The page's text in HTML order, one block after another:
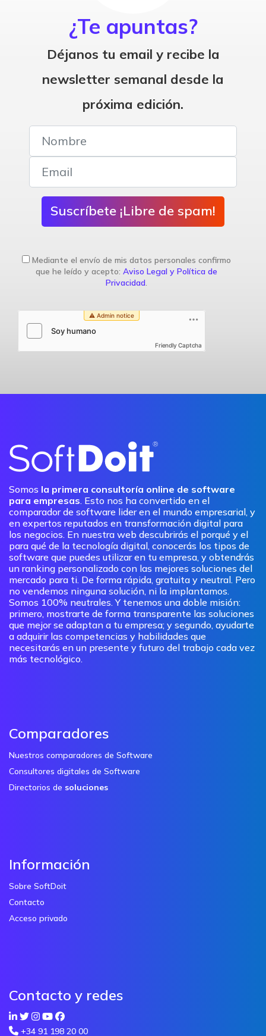
¿Te apuntas?
Déjanos tu email y recibe la
newsletter semanal desde la
próxima edición.
Suscríbete ¡Libre de spam!
Mediante el envío de mis datos personales confirmo
que he leído y acepto: Aviso Legal y Política de
Privacidad
Friendly Captcha
Somos la primera consultoría online de software
para empresas. Esto nos ha convertido en el
comparador de software lider en el mundo empresarial, y
en expertos reputados en transformación digital para
los negocios. En nuestra web descubrirás el porqué y el
para qué de la tecnología digital, conocerás los tipos de
software que puedes utilizar en tu empresa, y obtendrás
un ranking personalizado con las mejores soluciones del
mercado para ti. De forma rápida, gratuita y neutral. Pero
no vendemos ninguna solución, ni la implantamos.
Somos 100% neutrales. Y tenemos una doble misión:
primero, mostrarte de forma transparente las soluciones
que mejor se adaptan a tu empresa; y segundo, ayudarte
a adquirir las competencias y habilidades que
necesitarás en un presente y futuro del trabajo cada vez
más tecnológico.
Comparadores
Nuestros comparadores de Software
Consultores digitales de Software
Directorios de soluciones
Información
Sobre SoftDoit
Contacto
Acceso privado
Contacto y redes
+34 91 198 20 00